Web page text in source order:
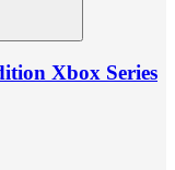
Xbox Series